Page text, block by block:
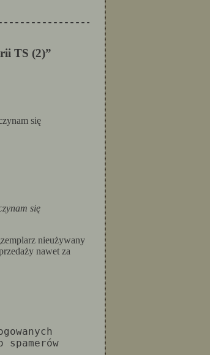
TS (2)”
się
się
nieużywany
nawet za